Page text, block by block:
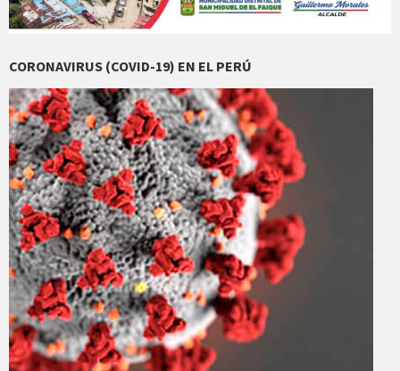
CORONAVIRUS (COVID-19) EN EL PERÚ